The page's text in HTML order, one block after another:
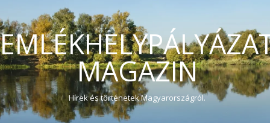
MAGAZIN
Hírek és történetek Magyarországról.